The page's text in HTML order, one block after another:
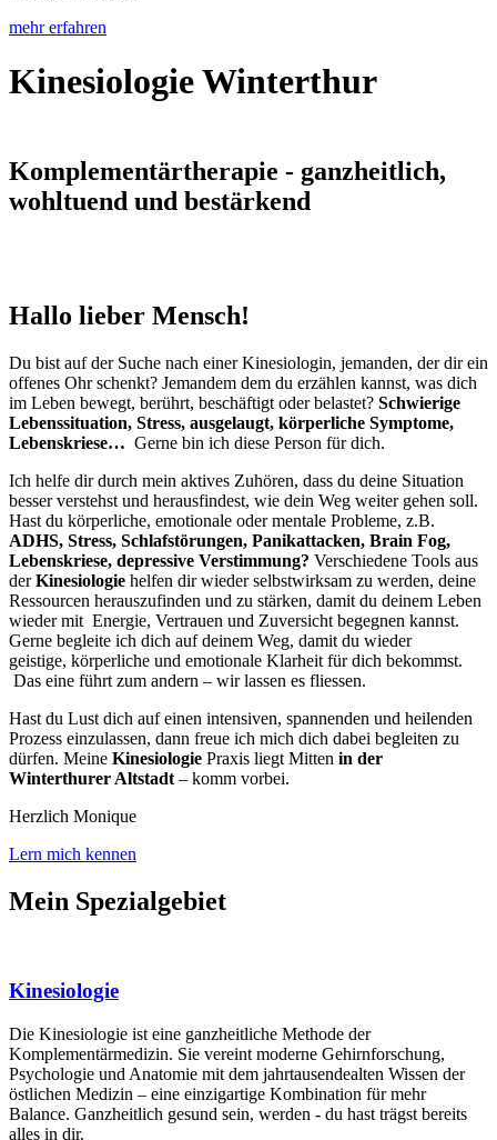
mehr erfahren
Kinesiologie Winterthur
Komplementärtherapie - ganzheitlich,
wohltuend und bestärkend
Hallo lieber Mensch!
Du bist auf der Suche nach einer Kinesiologin, jemanden, der dir ein
offenes Ohr schenkt? Jemandem dem du erzählen kannst, was dich
im Leben bewegt, berührt, beschäftigt oder belastet? Schwierige
Lebenssituation, Stress, ausgelaugt, körperliche Symptome,
Lebenskriese… Gerne bin ich diese Person für dich.
Ich helfe dir durch mein aktives Zuhören, dass du deine Situation
besser verstehst und herausfindest, wie dein Weg weiter gehen soll.
Hast du körperliche, emotionale oder mentale Probleme, z.B.
ADHS, Stress, Schlafstörungen, Panikattacken, Brain Fog,
Lebenskriese, depressive Verstimmung? Verschiedene Tools aus
derKinesiologie helfen dir wieder selbstwirksam zu werden, deine
Ressourcen herauszufinden und zu stärken, damit du deinem Leben
wieder mit Energie, Vertrauen und Zuversicht begegnen kannst.
Gerne begleite ich dich auf deinem Weg, damit du wieder
geistige, körperliche und emotionale Klarheit für dich bekommst.
Das eine führt zum andern – wir lassen es fliessen.
Hast du Lust dich auf einen intensiven, spannenden und heilenden
Prozess einzulassen, dann freue ich mich dich dabei begleiten zu
dürfen. Meine Kinesiologie Praxis liegt Mitten in der
Winterthurer Altstadt – komm vorbei.
Herzlich Monique
Lern mich kennen
Mein Spezialgebiet
Kinesiologie
Die Kinesiologie ist eine ganzheitliche Methode der
Komplementärmedizin. Sie vereint moderne Gehirnforschung,
Psychologie und Anatomie mit dem jahrtausendealten Wissen der
östlichen Medizin – eine einzigartige Kombination für mehr
Balance. Ganzheitlich gesund sein, werden - du hast trägst bereits
alles in dir.